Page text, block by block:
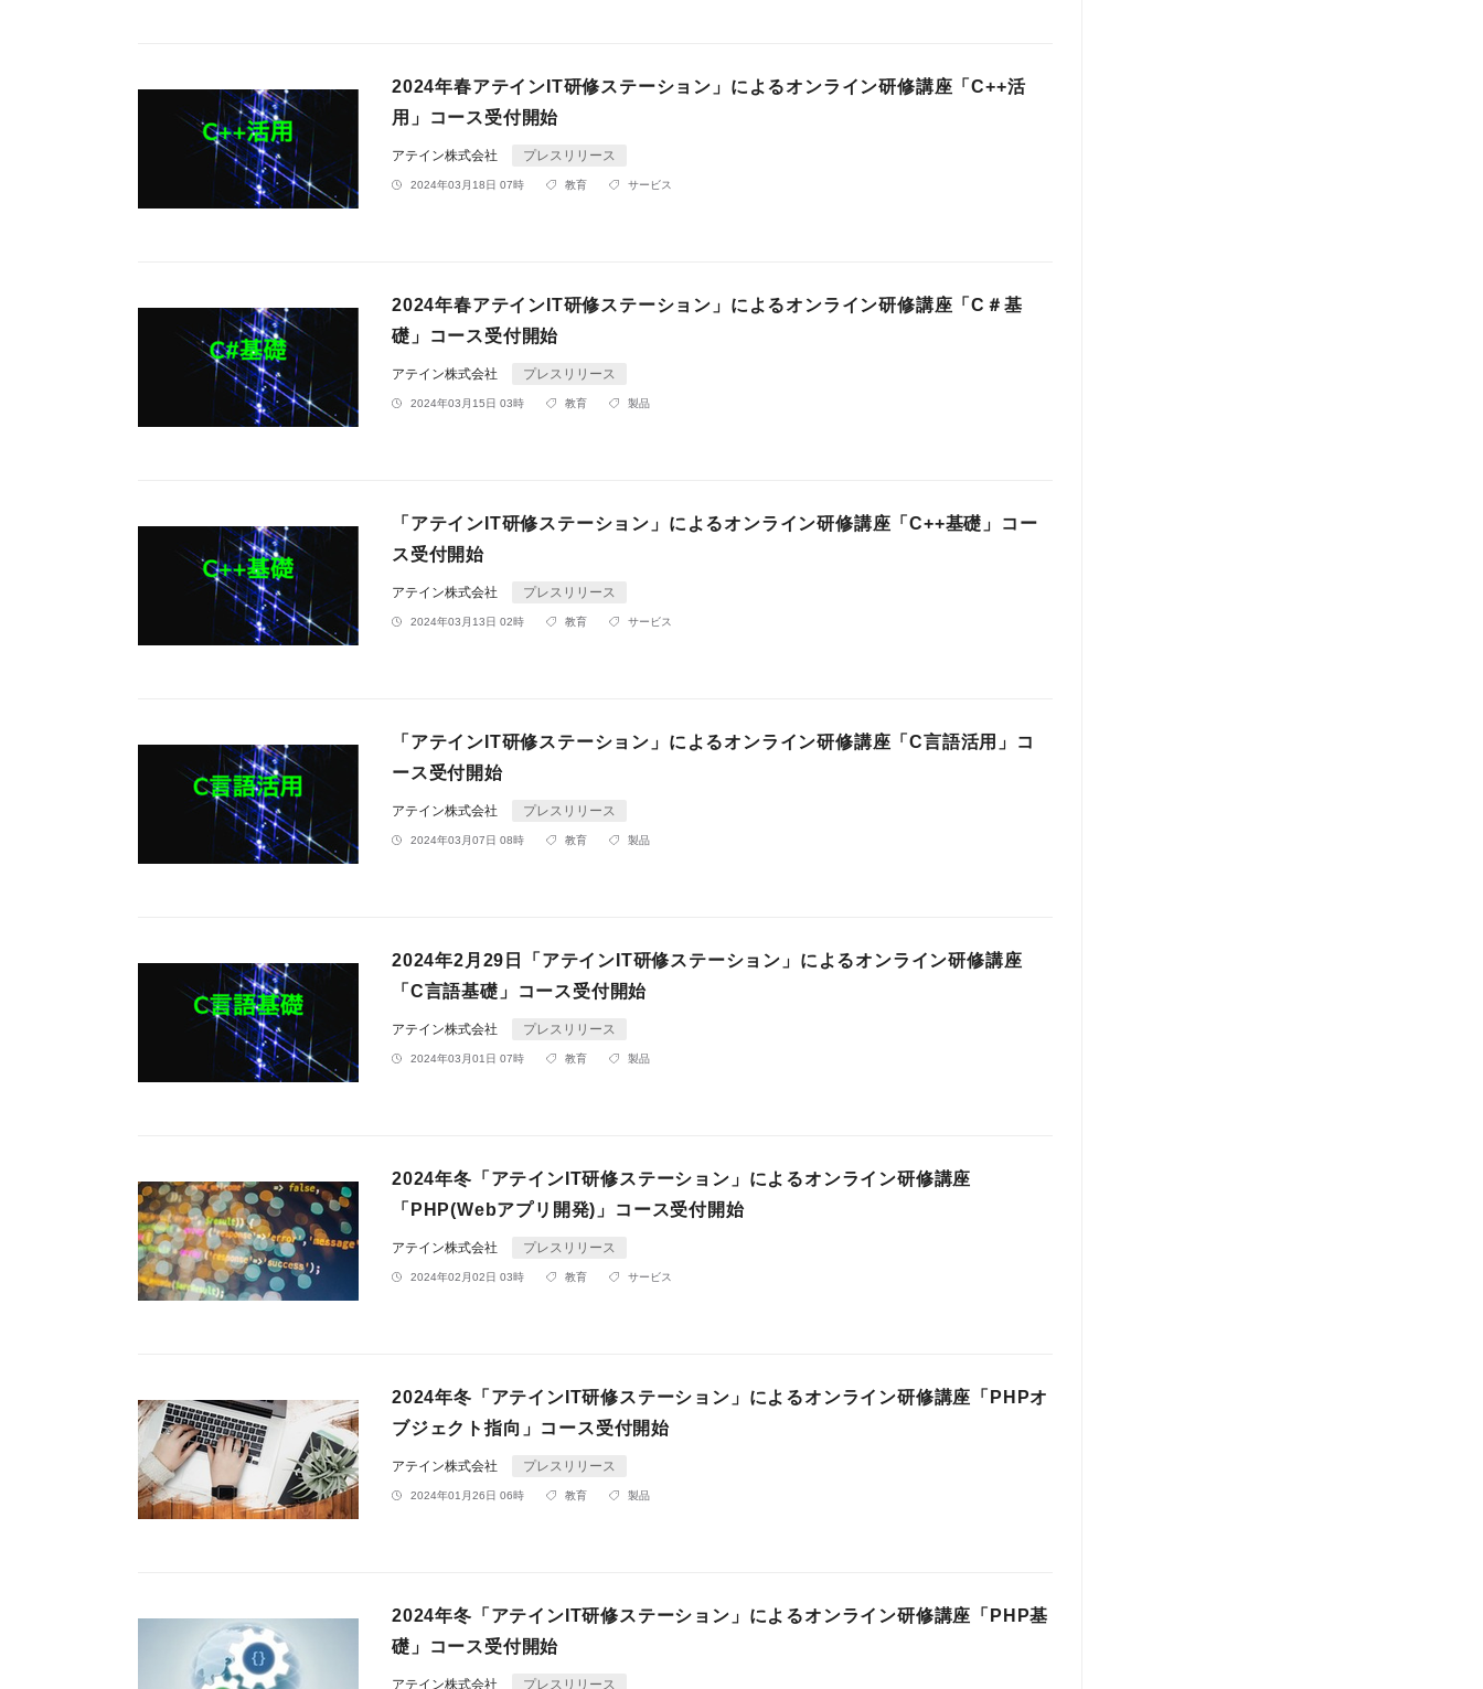
2024年春アテインIT研修ステーション」によるオンライン研修講座「C++活
用」コース受付開始
アテイン株式会社 プレスリリース
2024年03月18日 07時 教育 サービス
2024年春アテインIT研修ステーション」によるオンライン研修講座「C＃基
礎」コース受付開始
アテイン株式会社 プレスリリース
2024年03月15日 03時 教育 製品
「アテインIT研修ステーション」によるオンライン研修講座「C++基礎」コー
ス受付開始
アテイン株式会社 プレスリリース
2024年03月13日 02時 教育 サービス
「アテインIT研修ステーション」によるオンライン研修講座「C言語活用」コ
ース受付開始
アテイン株式会社 プレスリリース
2024年03月07日 08時 教育 製品
2024年2月29日「アテインIT研修ステーション」によるオンライン研修講座
「C言語基礎」コース受付開始
アテイン株式会社 プレスリリース
2024年03月01日 07時 教育 製品
2024年冬「アテインIT研修ステーション」によるオンライン研修講座
「PHP(Webアプリ開発)」コース受付開始
アテイン株式会社 プレスリリース
2024年02月02日 03時 教育 サービス
2024年冬「アテインIT研修ステーション」によるオンライン研修講座「PHPオ
ブジェクト指向」コース受付開始
アテイン株式会社 プレスリリース
2024年01月26日 06時 教育 製品
2024年冬「アテインIT研修ステーション」によるオンライン研修講座「PHP基
礎」コース受付開始
アテイン株式会社 プレスリリース